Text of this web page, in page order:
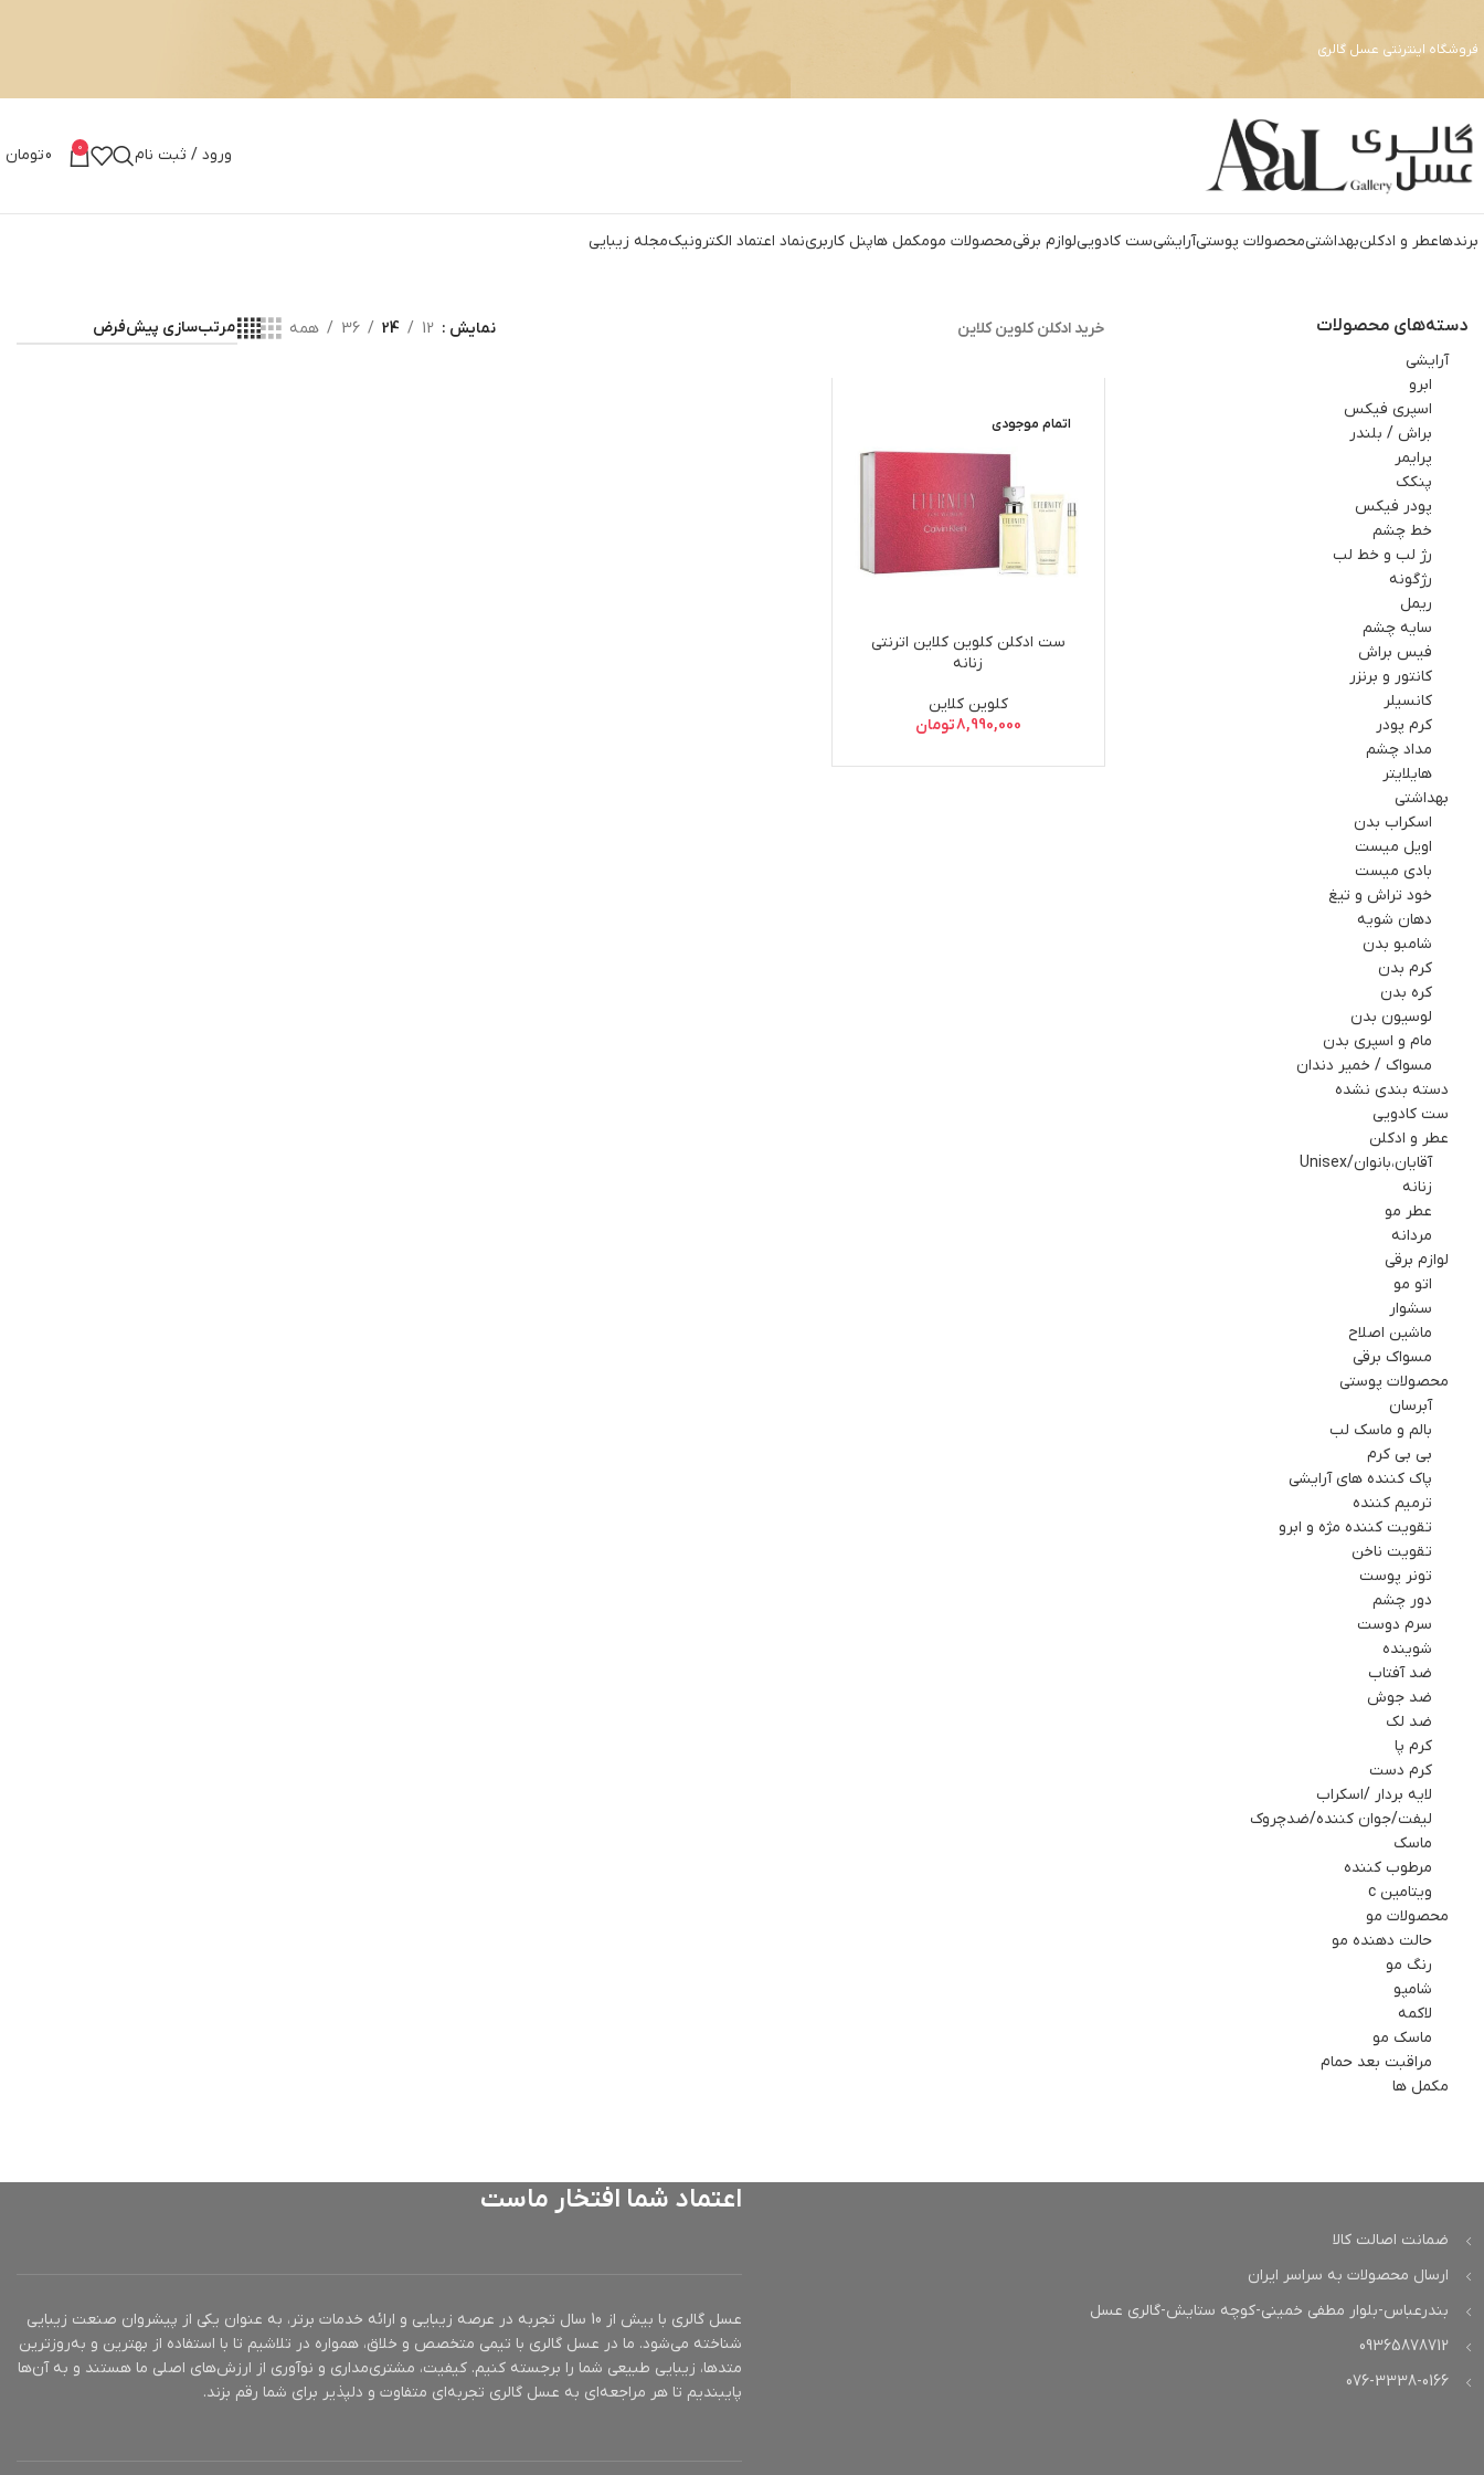
فروشگاه اینترنتی عسل گالری
ورود / ثبت نام 0
0تومان
برندهاعطر و ادکلنبهداشتيمحصولات پوستیآرايشيست کادوييلوازم برقيمحصولات مومکمل هاپنل کاربرینماد اعتماد الکترونیکمجله زیبایی
دسته‌های محصولات
آرايشي
ابرو
اسپري فيکس
براش / بلندر
پرایمر
پنکک
پودر فیکس
خط چشم
رژ لب و خط لب
رژگونه
ریمل
سایه چشم
فيس براش
کانتور و برنزر
کانسیلر
کرم پودر
مداد چشم
هایلایتر
بهداشتي
اسکراب بدن
اویل میست
بادی میست
خود تراش و تیغ
دهان شویه
شامبو بدن
کرم بدن
کره بدن
لوسیون بدن
مام و اسپري بدن
مسواک / خمیر دندان
دسته بندی نشده
ست کادويي
عطر و ادکلن
آقایان،بانوان/Unisex
زنانه
عطر مو
مردانه
لوازم برقي
اتو مو
سشوار
ماشین اصلاح
مسواک برقی
محصولات پوستی
آبرسان
بالم و ماسک لب
بی بی کرم
پاک کننده های آرایشی
ترمیم کننده
تقویت کننده مژه و ابرو
تقویت ناخن
تونر پوست
دور چشم
سرم دوست
شوینده
ضد آفتاب
ضد جوش
ضد لک
کرم پا
کرم دست
لایه بردار /اسکراب
لیفت/جوان کننده/ضدچروک
ماسك
مرطوب کننده
ویتامین c
محصولات مو
حالت دهنده مو
رنگ مو
شامپو
لاکمه
ماسک مو
مراقبت بعد حمام
مکمل ها
خرید ادکلن کلوین کلاین نمایش 12
24
36 همه
اتمام موجودی
ست ادکلن کلوین کلاین اترنتی
زنانه
کلوین کلاین
8,990,000تومان
ضمانت اصالت کالا
ارسال محصولات به سراسر ایران
بندرعباس-بلوار مطفی خمینی-کوچه ستایش-گالری عسل
09365878712
076-3338-0166
اعتماد شما افتخار ماست
عسل گالری با بیش از 10 سال تجربه در عرصه زیبایی و ارائه خدمات برتر، به عنوان یکی از پیشروان صنعت زیبایی
شناخته می‌شود. ما در عسل گالری با تیمی متخصص و خلاق، همواره در تلاشیم تا با استفاده از بهترین و به‌روزترین
متدها، زیبایی طبیعی شما را برجسته کنیم. کیفیت، مشتری‌مداری و نوآوری از ارزش‌های اصلی ما هستند و به آن‌ها
پایبندیم تا هر مراجعه‌ای به عسل گالری تجربه‌ای متفاوت و دلپذیر برای شما رقم بزند.